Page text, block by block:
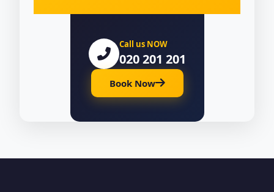
Call us NOW
020 201 201
Book Now